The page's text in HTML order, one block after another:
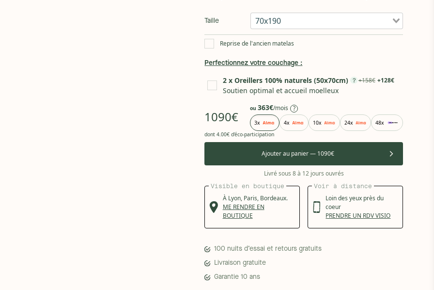
Taille 70x190
Reprise de l'ancien matelas
Perfectionnez votre couchage :
2 x Oreillers 100% naturels (50x70cm) +158€ +128€
Soutien optimal et accueil moelleux
1090€
ou363€/mois ?
3x 4x 10x 24x
48x
dont 4.00€ d'éco-participation
Ajouter au panier — 1090€
Livré sous 8 à 12 jours ouvrés
Visible en boutique
À Lyon, Paris, Bordeaux.
ME RENDRE EN
BOUTIQUE
Voir à distance
Loin des yeux près du
coeur
PRENDRE UN RDV VISIO
100 nuits d’essai et retours gratuits
Livraison gratuite
Garantie 10 ans